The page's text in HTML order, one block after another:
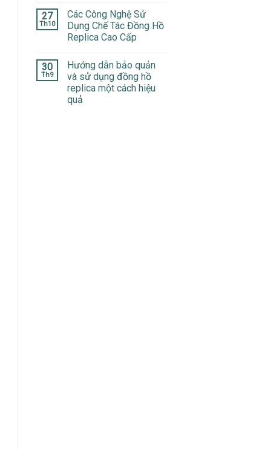
27
Th10
Các Công Nghệ Sử
Dụng Chế Tác Đồng Hồ
Replica Cao Cấp
30
Th9
Hướng dẫn bảo quản
và sử dụng đồng hồ
replica một cách hiệu
quả